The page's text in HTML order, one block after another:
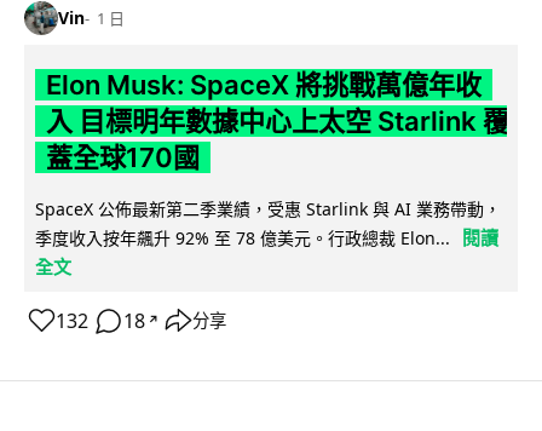
Vin 1 日
Elon Musk: SpaceX 將挑戰萬億年收
入 目標明年數據中心上太空 Starlink 覆
蓋全球170國
SpaceX 公佈最新第二季業績，受惠 Starlink 與 AI 業務帶動，
季度收入按年飆升 92% 至 78 億美元。行政總裁 Elon...
閱讀
全文
132 18 ↗ 分享